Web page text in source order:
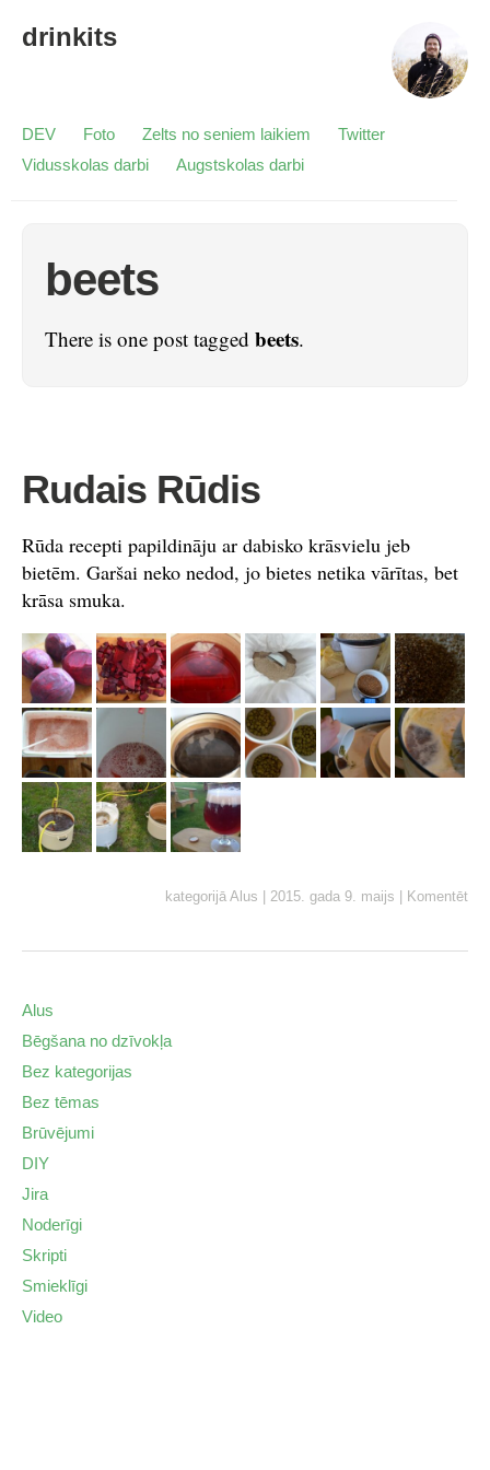
drinkits
DEV Foto Zelts no seniem laikiem
Twitter
Vidusskolas darbi
Augstskolas darbi
beets
There is one post tagged beets.
Rudais Rūdis
Rūda recepti papildināju ar dabisko krāsvielu jeb
bietēm. Garšai neko nedod, jo bietes netika vārītas, bet
krāsa smuka.
kategorijā Alus 2015. gada 9. maijs Komentēt
Alus
Bēgšana no dzīvokļa
Bez kategorijas
Bez tēmas
Brūvējumi
DIY
Jira
Noderīgi
Skripti
Smieklīgi
Video